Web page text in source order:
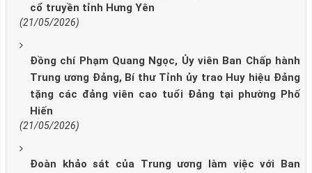
cổ truyền tỉnh Hưng Yên
(21/05/2026)
Đồng chí Phạm Quang Ngọc, Ủy viên Ban Chấp hành
Trung ương Đảng, Bí thư Tỉnh ủy trao Huy hiệu Đảng
tặng các đảng viên cao tuổi Đảng tại phường Phố
Hiến
(21/05/2026)
Đoàn khảo sát của Trung ương làm việc với Ban